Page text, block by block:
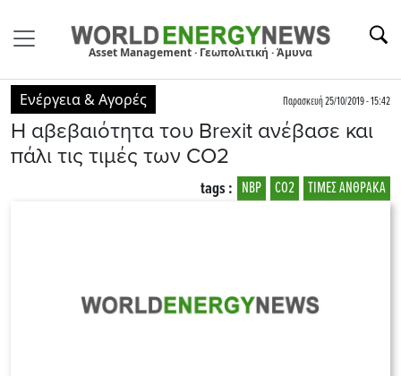
Asset Management · Γεωπολιτική · Άμυνα
Ενέργεια & Αγορές Παρασκευή 25/10/2019 - 15:42
Η αβεβαιότητα του Brexit ανέβασε και
πάλι τις τιμές των CO2
ΤΙΜΕΣ ΑΝΘΡΑΚΑ
CO2
NBP
tags :